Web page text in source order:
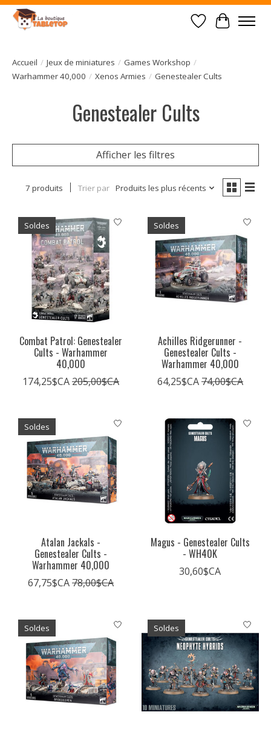
Liste dePanier
Accueil / Jeux de miniatures / Games Workshop /
Warhammer 40,000 / Xenos Armies / Genestealer Cults
Genestealer Cults
Afficher les filtres
7 produits Trier par Produits les plus récents
Soldes
Combat Patrol: Genestealer
Cults - Warhammer
40,000
174,25$CA205,00$CA
Soldes
Achilles Ridgerunner -
Genestealer Cults -
Warhammer 40,000
64,25$CA74,00$CA
Soldes
Atalan Jackals -
Genestealer Cults -
Warhammer 40,000
67,75$CA78,00$CA
Magus - Genestealer Cults
- WH40K
30,60$CA
Soldes Soldes